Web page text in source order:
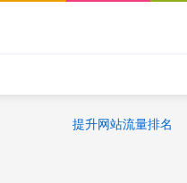
提升网站流量排名